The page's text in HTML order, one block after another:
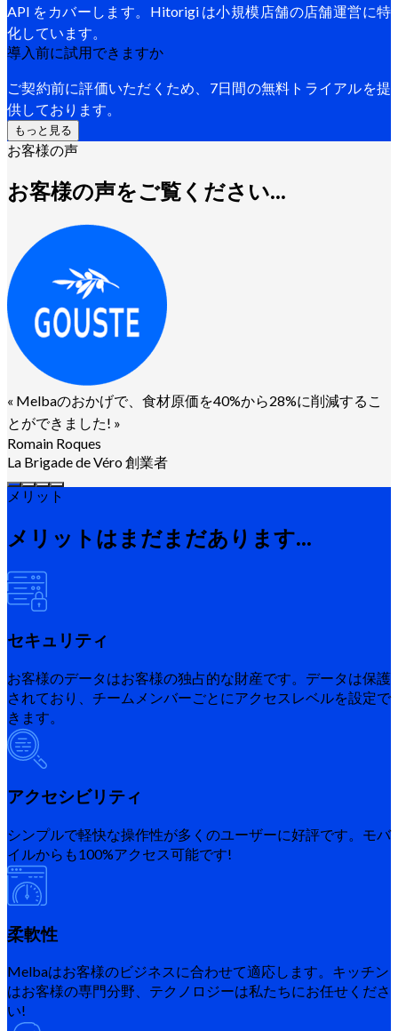
API をカバーします。Hitorigi は小規模店舗の店舗運営に特
化しています。
導入前に試用できますか
ご契約前に評価いただくため、7日間の無料トライアルを提
供しております。
もっと見る
お客様の声
お客様の声をご覧ください...
« Melbaのおかげで、食材原価を40%から28%に削減するこ
とができました! »
Romain Roques
La Brigade de Véro 創業者
メリット
メリットはまだまだあります...
セキュリティ
お客様のデータはお客様の独占的な財産です。データは保護
されており、チームメンバーごとにアクセスレベルを設定で
きます。
アクセシビリティ
シンプルで軽快な操作性が多くのユーザーに好評です。モバ
イルからも100%アクセス可能です!
柔軟性
Melbaはお客様のビジネスに合わせて適応します。キッチン
はお客様の専門分野、テクノロジーは私たちにお任せくださ
い!